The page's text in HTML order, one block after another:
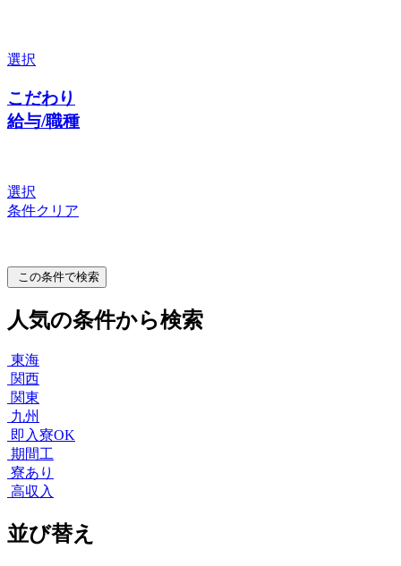
選択
こだわり
給与/職種
選択
条件クリア
この条件で検索
人気の条件から検索
東海
関西
関東
九州
即入寮OK
期間工
寮あり
高収入
並び替え